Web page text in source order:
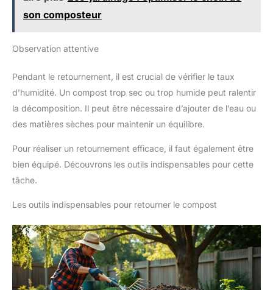
son composteur
Observation attentive
Pendant le retournement, il est crucial de vérifier le taux
d’humidité. Un compost trop sec ou trop humide peut ralentir
la décomposition. Il peut être nécessaire d’ajouter de l’eau ou
des matières sèches pour maintenir un équilibre.
Pour réaliser un retournement efficace, il faut également être
bien équipé. Découvrons les outils indispensables pour cette
tâche.
Les outils indispensables pour retourner le compost